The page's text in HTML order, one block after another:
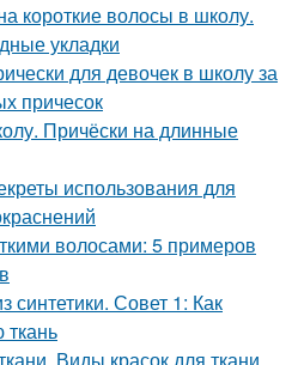
короткие волосы в школу.
укладки
для девочек в школу за
причесок
Причёски на длинные
использования для
волосами: 5 примеров
синтетики. Совет 1: Как
ткань